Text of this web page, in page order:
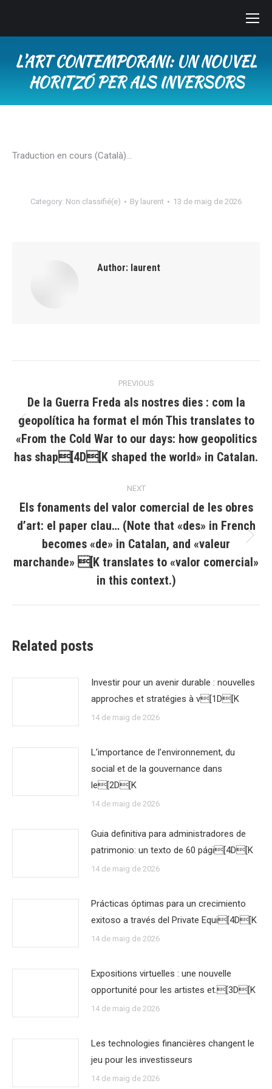
L’ART CONTEMPORANI: UN NOUVEL
HORITZÓ PER ALS INVERSORS
Traduction en cours (Català)…
Category: Non classifié(e) By laurent 13 de maig de 2026
Author: laurent
navigation
PREVIOUS
post:
De la Guerra Freda als nostres dies : com la
geopolítica ha format el món This translates to
«From the Cold War to our days: how geopolitics
has shap[4D[K shaped the world» in Catalan.
NEXT
Next
post:
Els fonaments del valor comercial de les obres
d’art: el paper clau… (Note that «des» in French
becomes «de» in Catalan, and «valeur
marchande» [K translates to «valor comercial»
in this context.)
Related posts
Investir pour un avenir durable : nouvelles
approches et stratégies à v[1D[K
14 de maig de 2026
L’importance de l’environnement, du
social et de la gouvernance dans
le[2D[K
14 de maig de 2026
Guia definitiva para administradores de
patrimonio: un texto de 60 pági[4D[K
14 de maig de 2026
Prácticas óptimas para un crecimiento
exitoso a través del Private Equi[4D[K
14 de maig de 2026
Expositions virtuelles : une nouvelle
opportunité pour les artistes et.[3D[K
14 de maig de 2026
Les technologies financières changent le
jeu pour les investisseurs
14 de maig de 2026